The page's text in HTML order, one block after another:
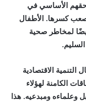
الأساسي في
كسرها. الأطفال
لمخاطر صحية
الاقتصادية
الكامنة لهؤلاء
وعلماءه ومبدعيه. هذا